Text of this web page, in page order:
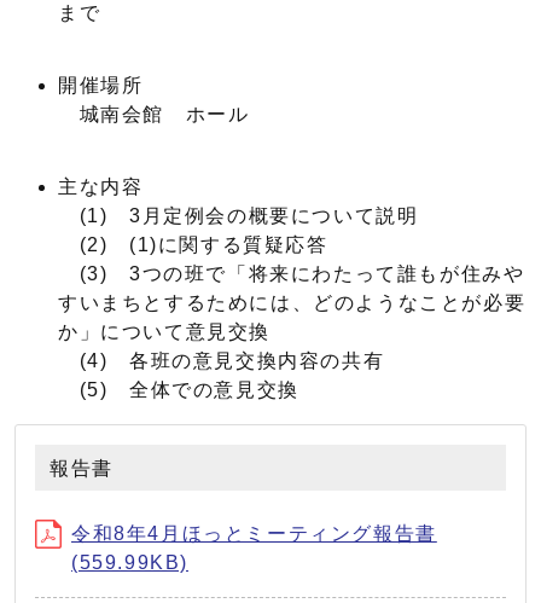
まで
開催場所
城南会館 ホール
主な内容
(1) 3月定例会の概要について説明
(2) (1)に関する質疑応答
(3) 3つの班で「将来にわたって誰もが住みや
すいまちとするためには、どのようなことが必要
か」について意見交換
(4) 各班の意見交換内容の共有
(5) 全体での意見交換
報告書
令和8年4月ほっとミーティング報告書
(559.99KB)